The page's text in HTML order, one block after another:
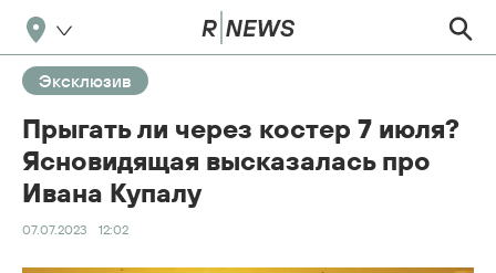
Эксклюзив
Прыгать ли через костер 7 июля?
Ясновидящая высказалась про
Ивана Купалу
07.07.2023 12:02